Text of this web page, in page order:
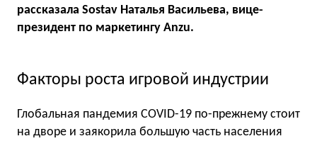
рассказала Sostav Наталья Васильева, вице-
президент по маркетингу Anzu.
Факторы роста игровой индустрии
Глобальная пандемия COVID-19 по-прежнему стоит
на дворе и заякорила большую часть населения